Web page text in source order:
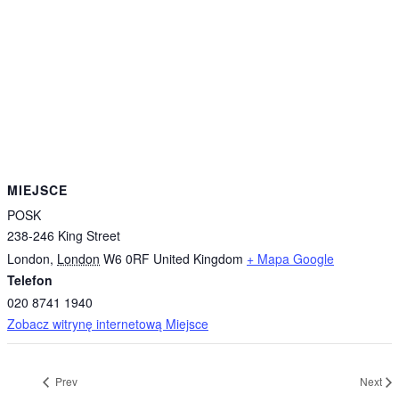
MIEJSCE
POSK
238-246 King Street
London, London W6 0RF United Kingdom + Mapa Google
Telefon
020 8741 1940
Zobacz witrynę internetową Miejsce
Prev Next